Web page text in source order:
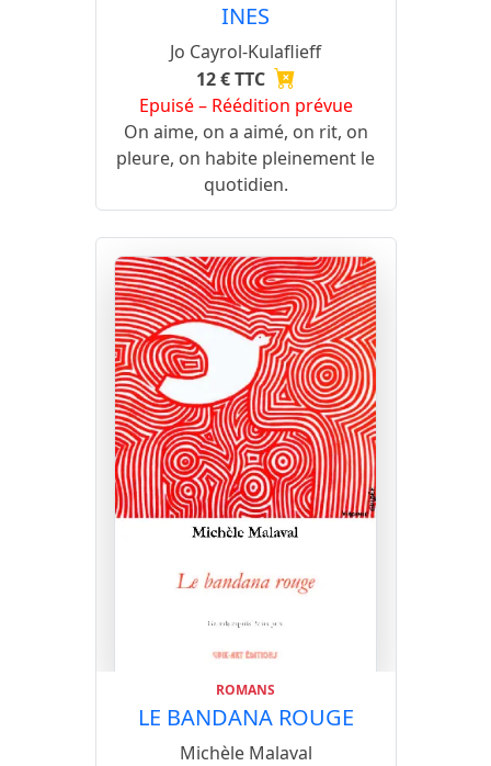
INES
Jo Cayrol-Kulaflieff
12 € TTC
Epuisé – Réédition prévue
On aime, on a aimé, on rit, on
pleure, on habite pleinement le
quotidien.
ROMANS
LE BANDANA ROUGE
Michèle Malaval